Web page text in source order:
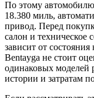
По этому
18.380 миль,
привод. Перед
салон и техническое
зависит от
Bentayga не стоит
одинаковых моделей
истории и затратам